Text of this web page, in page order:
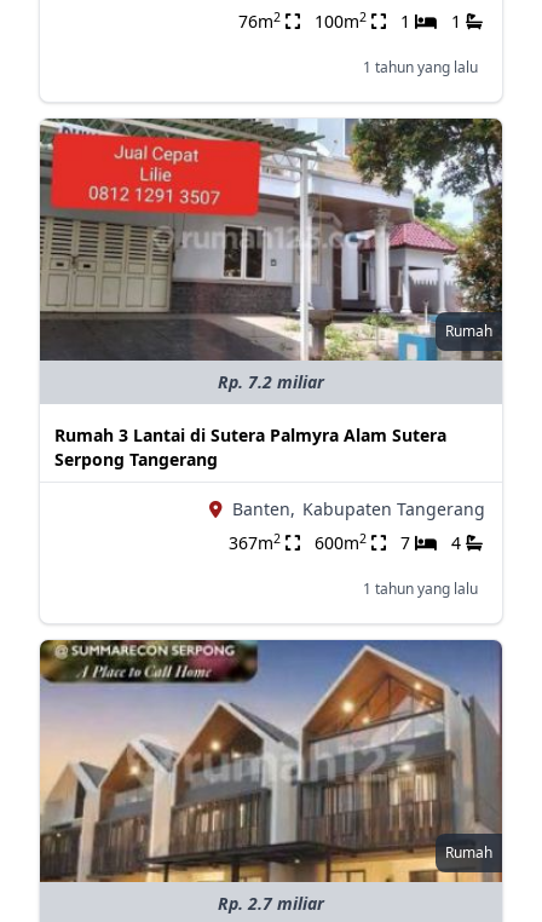
76m2 100m2 1 1
1 tahun yang lalu
Rumah
Rp. 7.2 miliar
Rumah 3 Lantai di Sutera Palmyra Alam Sutera
Serpong Tangerang
Banten, Kabupaten Tangerang
367m2 600m2 7 4
1 tahun yang lalu
Rumah
Rp. 2.7 miliar